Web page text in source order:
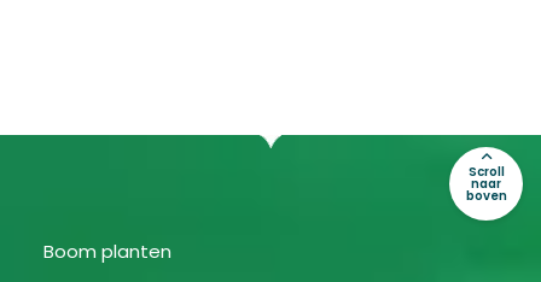
Boom planten
Scroll
naar
boven